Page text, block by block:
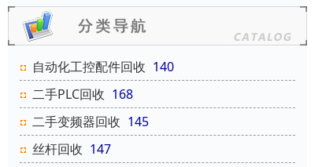
自动化工控配件回收 140
二手PLC回收 168
二手变频器回收 145
丝杆回收 147